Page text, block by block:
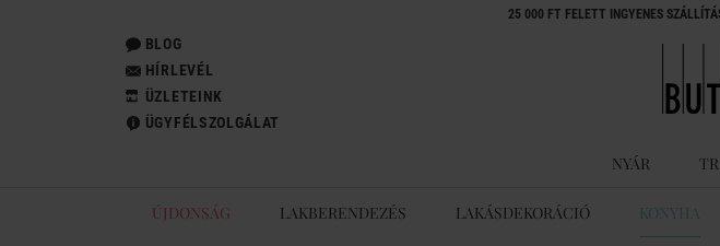
25 000 FT FELETT INGYENES
BLOG
HÍRLEVÉL
ÜZLETEINK
ÜGYFÉLSZOLGÁLAT
NYÁR
ÚJDONSÁG LAKBERENDEZÉS LAKÁSDEKORÁCIÓ KONYHA